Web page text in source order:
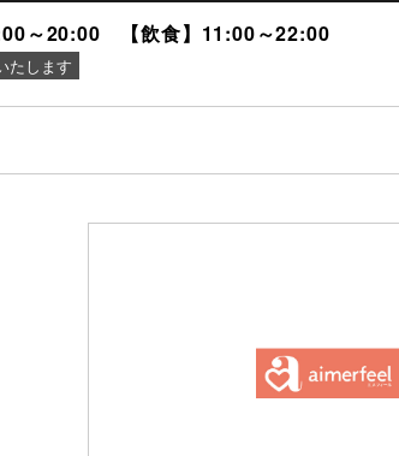
～20:00 【飲食】11:00～22:00
たします